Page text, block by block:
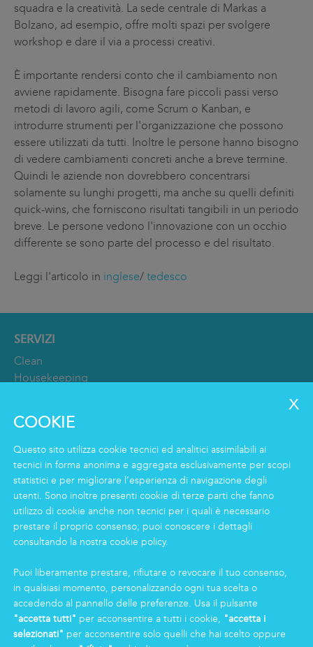
squadra e la creatività. La sede centrale di Markas a
Bolzano, ad esempio, offre molti spazi per svolgere
workshop e dare il via a processi creativi.
È importante rendersi conto che il cambiamento non
avviene rapidamente. Bisogna fare piccoli passi verso
metodi di lavoro agili, come Scrum o Kanban, e
introdurre strumenti per l'organizzazione che possono
essere utilizzati da tutti. Inoltre le persone hanno bisogno
di vedere cambiamenti concreti anche a breve termine.
Quindi le aziende non dovrebbero concentrarsi
solamente su lunghi progetti, ma anche su quelli definiti
quick-wins, che forniscono risultati tangibili in un periodo
breve. Le persone vedono l'innovazione con un occhio
differente se sono parte del processo e del risultato.
Leggi l'articolo in inglese/ tedesco
SERVIZI
Clean
Housekeeping
Logistics & Care
Servizio Eco Clean
INFORMAZIONI
Gruppo
Certificazioni
News
Markas Family
Press
AREA RISERVATA
COOKIE
Questo sito utilizza cookie tecnici ed analitici assimilabili ai
tecnici in forma anonima e aggregata esclusivamente per scopi
statistici e per migliorare l’esperienza di navigazione degli
utenti. Sono inoltre presenti cookie di terze parti che fanno
utilizzo di cookie anche non tecnici per i quali è necessario
prestare il proprio consenso; puoi conoscere i dettagli
consultando la nostra cookie policy.
Puoi liberamente prestare, rifiutare o revocare il tuo consenso,
in qualsiasi momento, personalizzando ogni tua scelta o
accedendo al pannello delle preferenze. Usa il pulsante
"accetta tutti" per acconsentire a tutti i cookie, "accetta i
selezionati" per acconsentire solo quelli che hai scelto oppure